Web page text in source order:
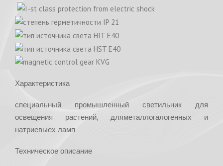
Характеристика
специальный промышленный светильник для
освещения растений, дляметаллогалогенных и
натриевыех ламп
Техническое описание